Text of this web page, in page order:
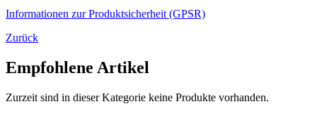
Informationen zur Produktsicherheit (GPSR)
Zurück
Empfohlene Artikel
Zurzeit sind in dieser Kategorie keine Produkte vorhanden.